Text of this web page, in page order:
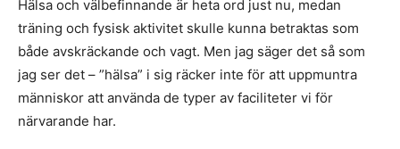
Hälsa och välbefinnande är heta ord just nu, medan
träning och fysisk aktivitet skulle kunna betraktas som
både avskräckande och vagt. Men jag säger det så som
jag ser det – ”hälsa” i sig räcker inte för att uppmuntra
människor att använda de typer av faciliteter vi för
närvarande har.